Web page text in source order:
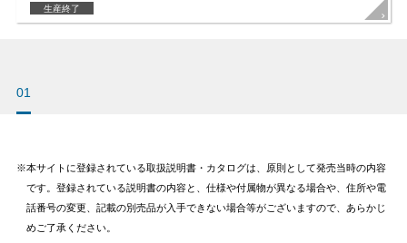
生産終了
01
本サイトに登録されている取扱説明書・カタログは、原則として発売当時の内容
です。登録されている説明書の内容と、仕様や付属物が異なる場合や、住所や電
話番号の変更、記載の別売品が入手できない場合等がございますので、あらかじ
めご了承ください。